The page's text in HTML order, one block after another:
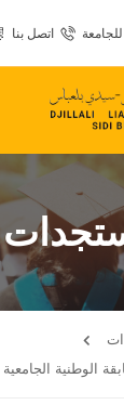
اتصل بنا
الوطنية